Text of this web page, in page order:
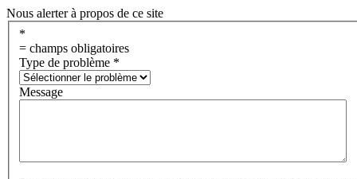
Nous alerter à propos de ce site
*
= champs obligatoires
Type de problème *
Message